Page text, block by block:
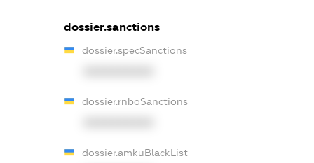
dossier.sanctions
dossier.specSanctions
dossier.rnboSanctions
dossier.amkuBlackList